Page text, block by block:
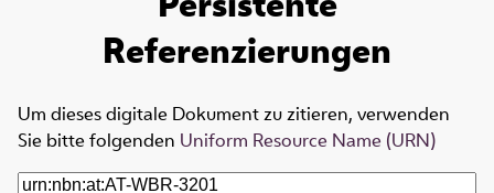
Referenzierungen
Um dieses digitale Dokument zu zitieren, verwenden
Sie bitte folgenden Uniform Resource Name (URN)